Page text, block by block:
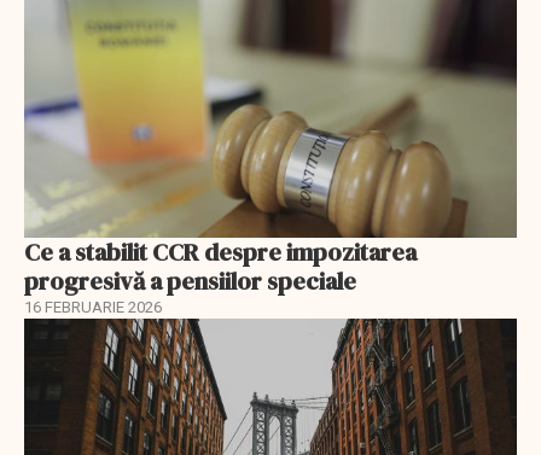
Ce a stabilit CCR despre impozitarea
progresivă a pensiilor speciale
16 FEBRUARIE 2026